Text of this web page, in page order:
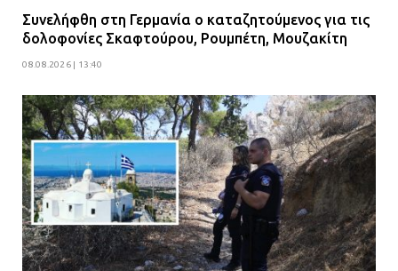
Συνελήφθη στη Γερμανία ο καταζητούμενος για τις
δολοφονίες Σκαφτούρου, Ρουμπέτη, Μουζακίτη
08.08.2026 | 13:40